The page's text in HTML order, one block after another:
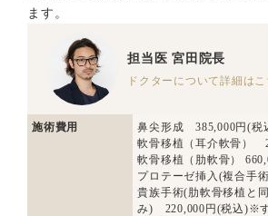
ます。
担当医 宮田院長
ドクターについて詳細は
施術費用
鼻尖形成 385,000円(税
軟骨移植（耳介軟骨）
軟骨移植（肋軟骨）
プロテーゼ挿入(複合手
貴族手術(肋軟骨移植と
み) 220,000円(税込)※